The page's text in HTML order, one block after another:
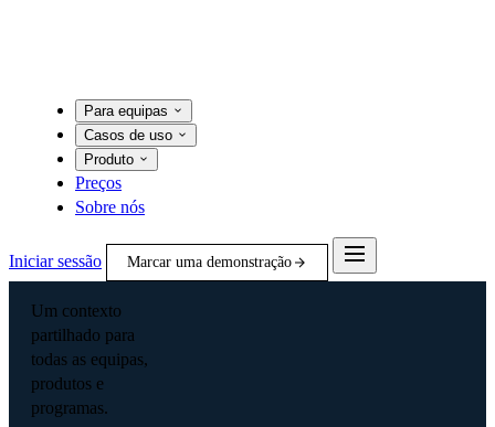
Para equipas
Casos de uso
Produto
Preços
Sobre nós
Iniciar sessão Marcar uma demonstração
Um contexto
partilhado para
todas as equipas,
produtos e
programas.